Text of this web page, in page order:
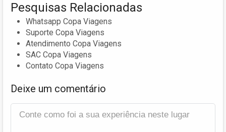
Pesquisas Relacionadas
Whatsapp Copa Viagens
Suporte Copa Viagens
Atendimento Copa Viagens
SAC Copa Viagens
Contato Copa Viagens
Deixe um comentário